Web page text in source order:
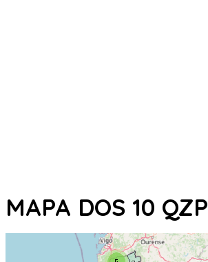
MAPA DOS 10 QZP